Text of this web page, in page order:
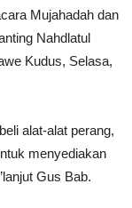
Mujahadah dan
Nahdlatul
Kudus, Selasa,
alat-alat perang,
menyediakan
Gus Bab.